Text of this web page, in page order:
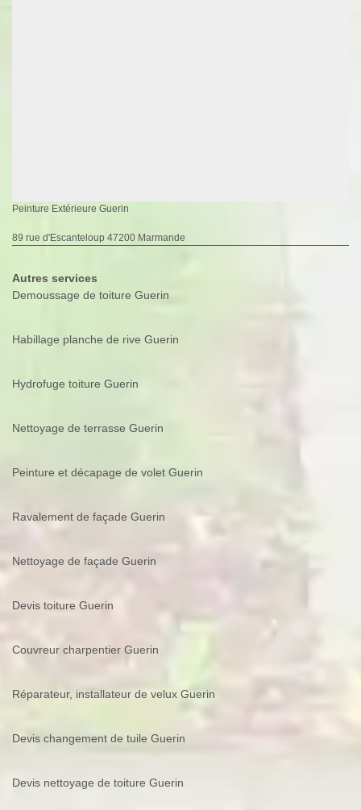
Peinture Extérieure Guerin
89 rue d'Escanteloup 47200 Marmande
Autres services
Demoussage de toiture Guerin
Habillage planche de rive Guerin
Hydrofuge toiture Guerin
Nettoyage de terrasse Guerin
Peinture et décapage de volet Guerin
Ravalement de façade Guerin
Nettoyage de façade Guerin
Devis toiture Guerin
Couvreur charpentier Guerin
Réparateur, installateur de velux Guerin
Devis changement de tuile Guerin
Devis nettoyage de toiture Guerin